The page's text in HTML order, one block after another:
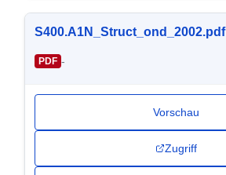
S400.A1N_Struct_ond_2002.pdf
PDF -
Vorschau
Zugriff